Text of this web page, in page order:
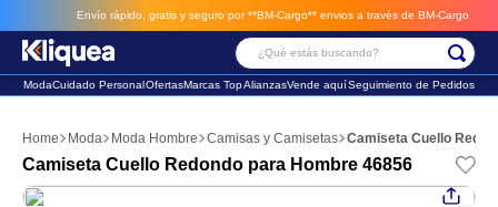
Envío rápido, gratis y seguro por **BM-Cargo** envios a través de BM-Cargo
¿Qué estás buscando?
ModaCuidado PersonalOfertasMarcas TopAlianzasVende aquíSeguimiento de Pedidos
Moda Moda Hombre Camisas y Camisetas Camiseta Cuello
Camiseta Cuello Redondo para Hombre 46856
2. sandalia